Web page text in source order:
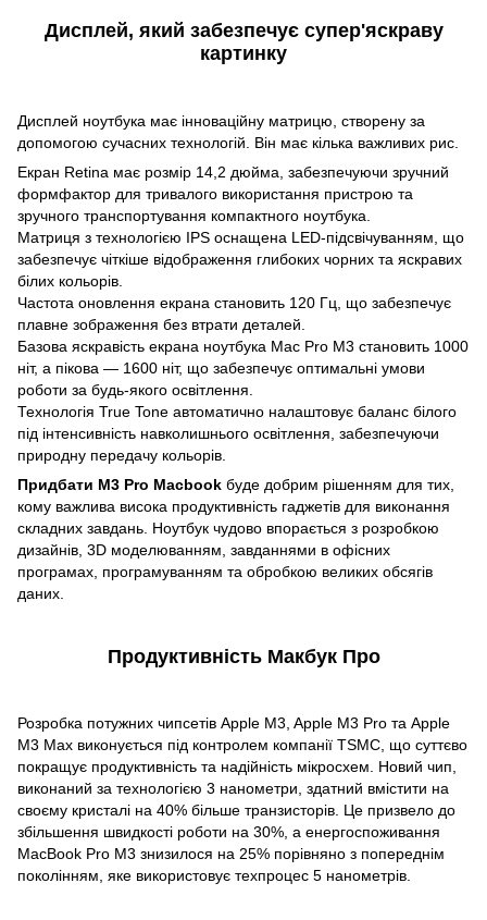
Дисплей, який забезпечує супер'яскраву
картинку
Дисплей ноутбука має інноваційну матрицю, створену за
допомогою сучасних технологій. Він має кілька важливих рис.
Екран Retina має розмір 14,2 дюйма, забезпечуючи зручний
формфактор для тривалого використання пристрою та
зручного транспортування компактного ноутбука.
Матриця з технологією IPS оснащена LED-підсвічуванням, що
забезпечує чіткіше відображення глибоких чорних та яскравих
білих кольорів.
Частота оновлення екрана становить 120 Гц, що забезпечує
плавне зображення без втрати деталей.
Базова яскравість екрана ноутбука Mac Pro M3 становить 1000
ніт, а пікова — 1600 ніт, що забезпечує оптимальні умови
роботи за будь-якого освітлення.
Технологія True Tone автоматично налаштовує баланс білого
під інтенсивність навколишнього освітлення, забезпечуючи
природну передачу кольорів.
Придбати M3 Pro Macbook буде добрим рішенням для тих,
кому важлива висока продуктивність гаджетів для виконання
складних завдань. Ноутбук чудово впорається з розробкою
дизайнів, 3D моделюванням, завданнями в офісних
програмах, програмуванням та обробкою великих обсягів
даних.
Продуктивність Макбук Про
Розробка потужних чипсетів Apple M3, Apple M3 Pro та Apple
M3 Max виконується під контролем компанії TSMC, що суттєво
покращує продуктивність та надійність мікросхем. Новий чип,
виконаний за технологією 3 нанометри, здатний вмістити на
своєму кристалі на 40% більше транзисторів. Це призвело до
збільшення швидкості роботи на 30%, а енергоспоживання
MacBook Pro M3 знизилося на 25% порівняно з попереднім
поколінням, яке використовує техпроцес 5 нанометрів.